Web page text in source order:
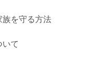
族を守る方法
いて